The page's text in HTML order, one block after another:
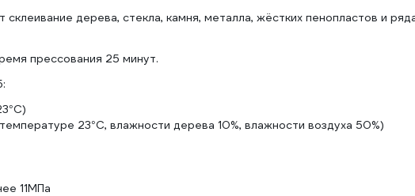
дерева, стекла, камня, металла, жёстких пенопластов и
прессования 25 минут.
23°С, влажности дерева 10%, влажности воздуха 50%)
11МПа